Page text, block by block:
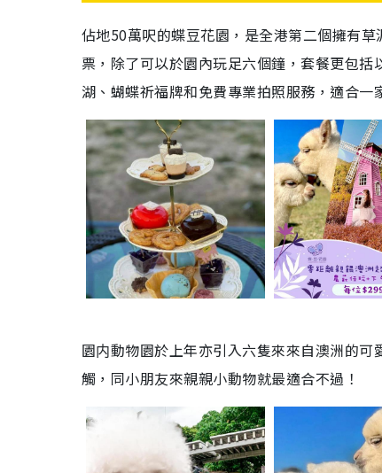
佔地50萬呎的蝶豆花園，是全港第二個擁有
票，除了可以於園內玩足六個鐘，套餐更包
湖、蝴蝶祈福牌和免費專業拍照服務，適合一
園内動物園於上年亦引入六隻來來自澳洲的
觸，同小朋友來親親小動物就最適合不過！